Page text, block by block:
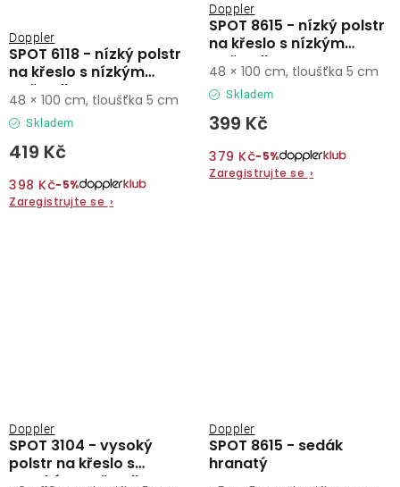
SPOT 6118 - nízký polstr
na křeslo s nízkým
opěradlem
Doppler
Skladem
419 Kč
398 Kč−5%
Zaregistrujte se ›
48 × 100 cm, tloušťka 5 cm
SPOT 8615 - nízký polstr
na křeslo s nízkým
opěradlem
Doppler
Skladem
399 Kč
379 Kč−5%
Zaregistrujte se ›
48 × 100 cm, tloušťka 5 cm
SPOT 3104 - vysoký
polstr na křeslo s
vysokým opěradlem
Doppler
SPOT 8615 - sedák
hranatý
Doppler